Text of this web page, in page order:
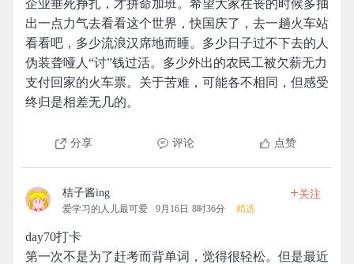
企业垂死挣扎，才拼命加班。希望大家在丧的时候多抽
出一点力气去看看这个世界，快国庆了，去一趟火车站
看看吧，多少流浪汉席地而睡。多少日子过不下去的人
伪装聋哑人“讨”钱过活。多少外出的农民工被欠薪无力
支付回家的火车票。关于苦难，可能各不相同，但感受
终归是相差无几的。
分享 评论 点赞
桔子酱ing
爱学习的人儿最可爱 9月16日 8时36分 精选
+关注
day70打卡
第一次不是为了赶考而背单词，觉得很轻松。但是最近